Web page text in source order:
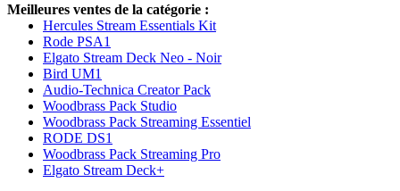
Meilleures ventes de la catégorie :
Hercules Stream Essentials Kit
Rode PSA1
Elgato Stream Deck Neo - Noir
Bird UM1
Audio-Technica Creator Pack
Woodbrass Pack Studio
Woodbrass Pack Streaming Essentiel
RODE DS1
Woodbrass Pack Streaming Pro
Elgato Stream Deck+